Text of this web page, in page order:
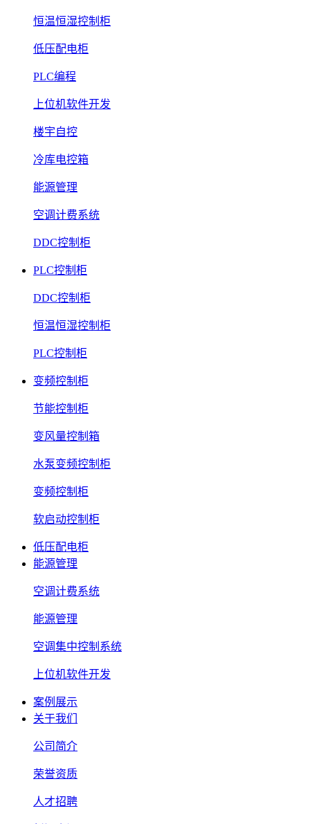
恒温恒湿控制柜
低压配电柜
PLC编程
上位机软件开发
楼宇自控
冷库电控箱
能源管理
空调计费系统
DDC控制柜
PLC控制柜
DDC控制柜
恒温恒湿控制柜
PLC控制柜
变频控制柜
节能控制柜
变风量控制箱
水泵变频控制柜
变频控制柜
软启动控制柜
低压配电柜
能源管理
空调计费系统
能源管理
空调集中控制系统
上位机软件开发
案例展示
关于我们
公司简介
荣誉资质
人才招聘